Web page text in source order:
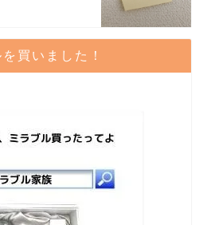
買いました！